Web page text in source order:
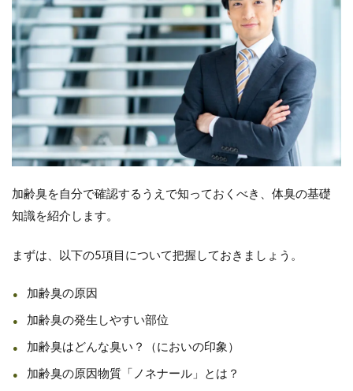
加齢臭を自分で確認するうえで知っておくべき、体臭の基礎
知識を紹介します。
まずは、以下の5項目について把握しておきましょう。
加齢臭の原因
加齢臭の発生しやすい部位
加齢臭はどんな臭い？（においの印象）
加齢臭の原因物質「ノネナール」とは？